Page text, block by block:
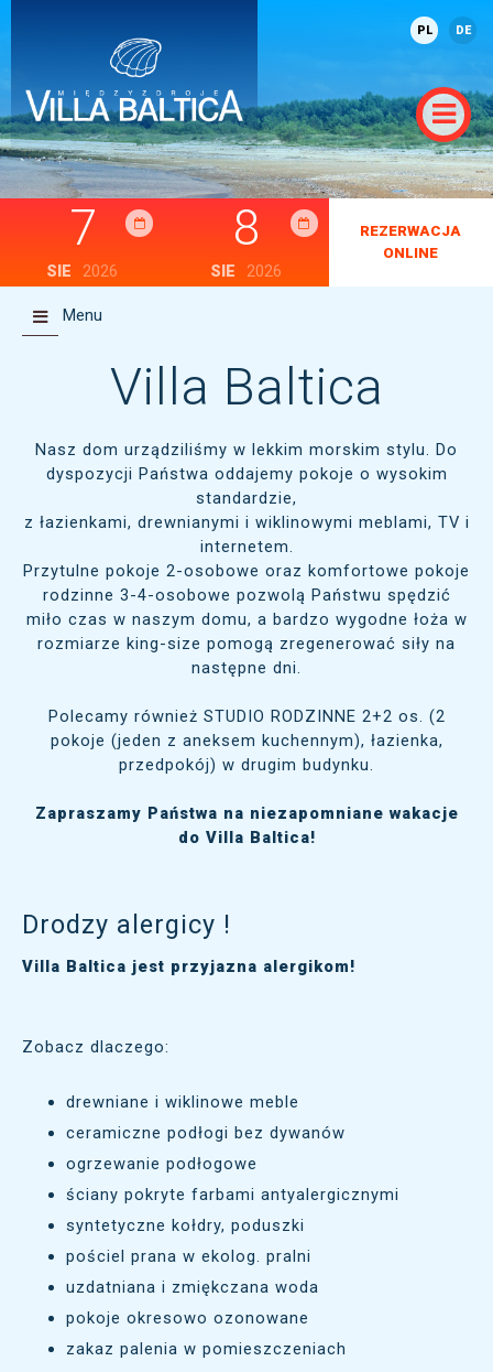
PL DE
7
SIE 2026
8
SIE 2026
REZERWACJA
ONLINE
Menu
Villa Baltica
Nasz dom urządziliśmy w lekkim morskim stylu. Do
dyspozycji Państwa oddajemy pokoje o wysokim
standardzie,
z łazienkami, drewnianymi i wiklinowymi meblami, TV i
internetem.
Przytulne pokoje 2-osobowe oraz komfortowe pokoje
rodzinne 3-4-osobowe pozwolą Państwu spędzić
miło czas w naszym domu, a bardzo wygodne łoża w
rozmiarze king-size pomogą zregenerować siły na
następne dni.
Polecamy również STUDIO RODZINNE 2+2 os. (2
pokoje (jeden z aneksem kuchennym), łazienka,
przedpokój) w drugim budynku.
Zapraszamy Państwa na niezapomniane wakacje
do Villa Baltica!
Drodzy alergicy !
Villa Baltica jest przyjazna alergikom!
Zobacz dlaczego:
drewniane i wiklinowe meble
ceramiczne podłogi bez dywanów
ogrzewanie podłogowe
ściany pokryte farbami antyalergicznymi
syntetyczne kołdry, poduszki
pościel prana w ekolog. pralni
uzdatniana i zmiękczana woda
pokoje okresowo ozonowane
zakaz palenia w pomieszczeniach